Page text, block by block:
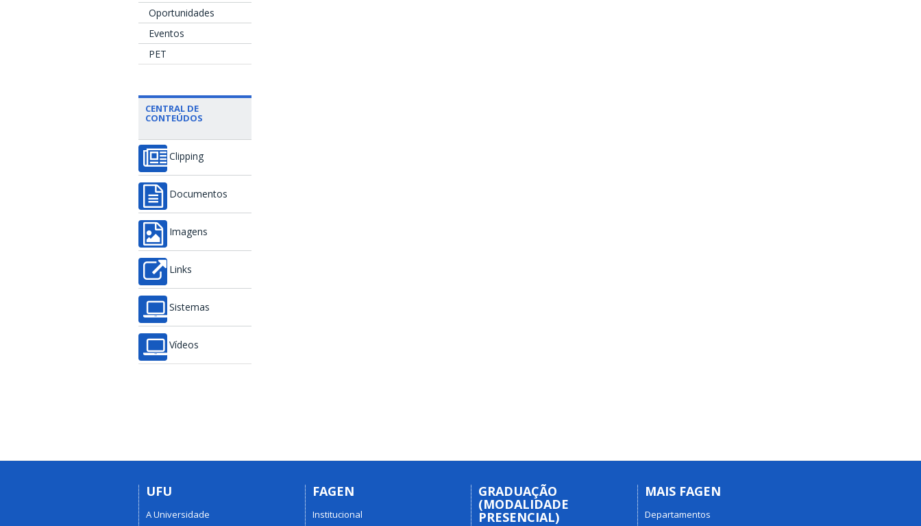
Oportunidades
Eventos
PET
CENTRAL DE
CONTEÚDOS
Clipping
Documentos
Imagens
Links
Sistemas
Vídeos
UFU
A Universidade
FAGEN
Institucional
GRADUAÇÃO
(MODALIDADE
PRESENCIAL)
MAIS FAGEN
Departamentos